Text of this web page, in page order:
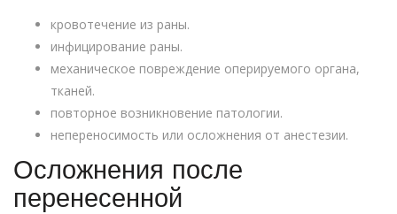
кровотечение из раны.
инфицирование раны.
механическое повреждение оперируемого органа,
тканей.
повторное возникновение патологии.
непереносимость или осложнения от анестезии.
Осложнения после
перенесенной